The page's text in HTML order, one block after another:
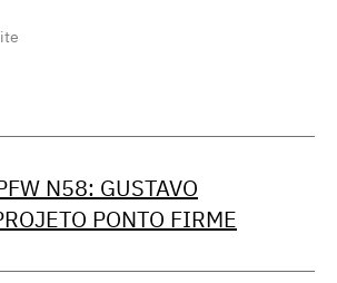
N58: GUSTAVO
PONTO FIRME